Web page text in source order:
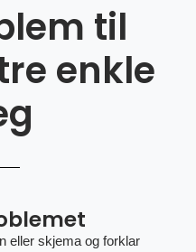
til
enkle
eller skjema og forklar